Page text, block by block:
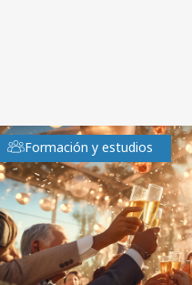
Formación y estudios